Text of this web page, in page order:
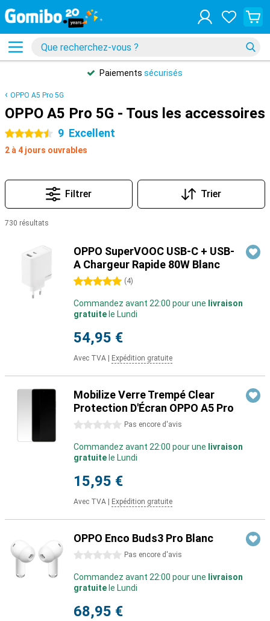
Paiements sécurisés
OPPO A5 Pro 5G
OPPO A5 Pro 5G - Tous les accessoires
4.5 étoiles 9 Excellent
2 à 4 jours ouvrables
Filtrer Trier
730 résultats
OPPO SuperVOOC USB-C + USB-
A Chargeur Rapide 80W Blanc
5 étoiles (4)
Commandez avant 22:00 pour une livraison
gratuite le Lundi
54,95 €
Avec TVA Expédition gratuite
Mobilize Verre Trempé Clear
Protection D'Écran OPPO A5 Pro
0 étoiles Pas encore d'avis
Commandez avant 22:00 pour une livraison
gratuite le Lundi
15,95 €
Avec TVA Expédition gratuite
OPPO Enco Buds3 Pro Blanc
0 étoiles Pas encore d'avis
Commandez avant 22:00 pour une livraison
gratuite le Lundi
68,95 €